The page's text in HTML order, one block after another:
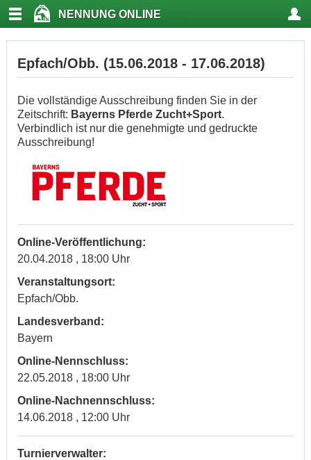
NENNUNG ONLINE
Epfach/Obb. (15.06.2018 - 17.06.2018)
Die vollständige Ausschreibung finden Sie in der
Zeitschrift: Bayerns Pferde Zucht+Sport.
Verbindlich ist nur die genehmigte und gedruckte
Ausschreibung!
Online-Veröffentlichung:
20.04.2018 , 18:00 Uhr
Veranstaltungsort:
Epfach/Obb.
Landesverband:
Bayern
Online-Nennschluss:
22.05.2018 , 18:00 Uhr
Online-Nachnennschluss:
14.06.2018 , 12:00 Uhr
Turnierverwalter: